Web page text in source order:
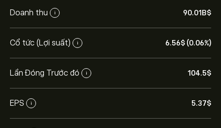
Doanh thu i 90.01B‎$‎
Cổ tức (Lợi suất) i 6.56‎$‎ (0.06%)
Lần Đóng Trước đó i 104.5‎$‎
EPS i 5.37‎$‎